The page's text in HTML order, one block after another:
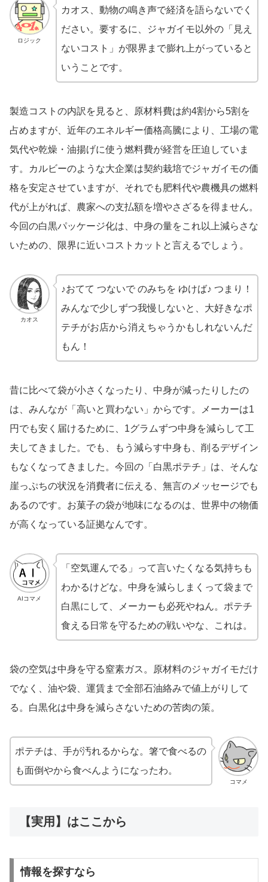
ロジック
カオス、動物の鳴き声で経済を語らないでく
ださい。要するに、ジャガイモ以外の「見え
ないコスト」が限界まで膨れ上がっていると
いうことです。
製造コストの内訳を見ると、原材料費は約4割から5割を
占めますが、近年のエネルギー価格高騰により、工場の電
気代や乾燥・油揚げに使う燃料費が経営を圧迫していま
す。カルビーのような大企業は契約栽培でジャガイモの価
格を安定させていますが、それでも肥料代や農機具の燃料
代が上がれば、農家への支払額を増やさざるを得ません。
今回の白黒パッケージ化は、中身の量をこれ以上減らさな
いための、限界に近いコストカットと言えるでしょう。
カオス
♪おてて つないで のみちを ゆけば♪ つまり！
みんなで少しずつ我慢しないと、大好きなポ
テチがお店から消えちゃうかもしれないんだ
もん！
昔に比べて袋が小さくなったり、中身が減ったりしたの
は、みんなが「高いと買わない」からです。メーカーは1
円でも安く届けるために、1グラムずつ中身を減らして工
夫してきました。でも、もう減らす中身も、削るデザイン
もなくなってきました。今回の「白黒ポテチ」は、そんな
崖っぷちの状況を消費者に伝える、無言のメッセージでも
あるのです。お菓子の袋が地味になるのは、世界中の物価
が高くなっている証拠なんです。
AIコマメ
「空気運んでる」って言いたくなる気持ちも
わかるけどな。中身を減らしまくって袋まで
白黒にして、メーカーも必死やねん。ポテチ
食える日常を守るための戦いやな、これは。
袋の空気は中身を守る窒素ガス。原材料のジャガイモだけ
でなく、油や袋、運賃まで全部石油絡みで値上がりして
る。白黒化は中身を減らさないための苦肉の策。
コマメ
ポテチは、手が汚れるからな。箸で食べるの
も面倒やから食べんようになったわ。
【実用】はここから
情報を探すなら